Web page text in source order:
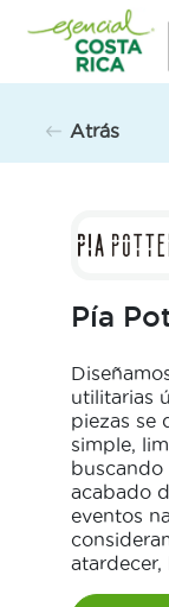
contenido
Atrás
Pía
utilitarias
piezas se
simple,
buscando
acabado
eventos
atardecer,